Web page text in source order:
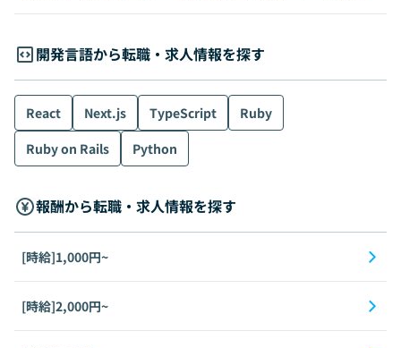
開発言語から転職・求人情報を探す
React Next.js TypeScript
Ruby
Ruby on Rails
Python
報酬から転職・求人情報を探す
[時給]1,000円~
[時給]2,000円~